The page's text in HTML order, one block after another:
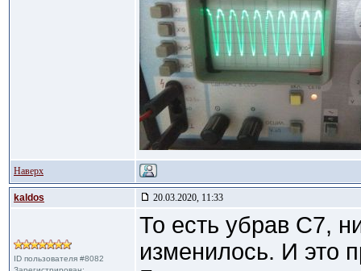
Наверх
kaldos 20.03.2020, 11:33
ID пользователя #8082
То есть убрав С7,
изменилось. И это